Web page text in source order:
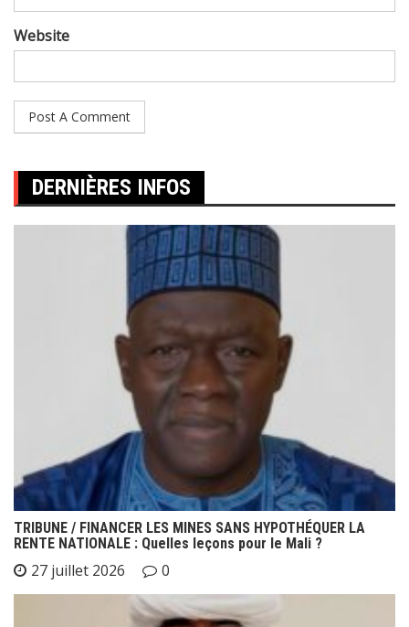
Website
DERNIÈRES INFOS
TRIBUNE / FINANCER LES MINES SANS HYPOTHÉQUER LA
RENTE NATIONALE : Quelles leçons pour le Mali ?
27 juillet 2026 0